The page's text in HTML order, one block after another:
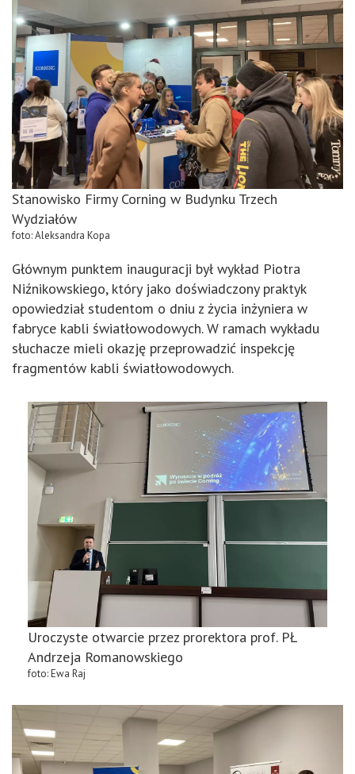
Stanowisko Firmy Corning w Budynku Trzech
Wydziałów
foto: Aleksandra Kopa
Głównym punktem inauguracji był wykład Piotra
Niźnikowskiego, który jako doświadczony praktyk
opowiedział studentom o dniu z życia inżyniera w
fabryce kabli światłowodowych. W ramach wykładu
słuchacze mieli okazję przeprowadzić inspekcję
fragmentów kabli światłowodowych.
Uroczyste otwarcie przez prorektora prof. PŁ
Andrzeja Romanowskiego
foto: Ewa Raj